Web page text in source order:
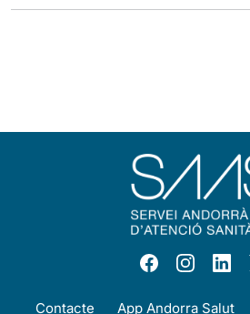
Contacte App Andorra Salut